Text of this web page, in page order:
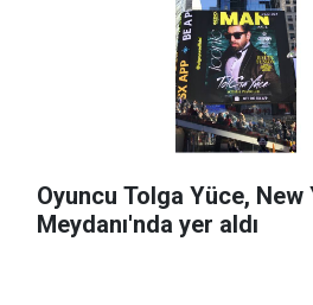
Oyuncu Tolga Yüce,
Meydanı'nda yer aldı